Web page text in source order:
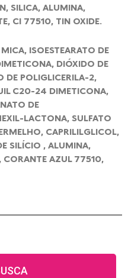
SILICA, ALUMINA,
CI 77510, TIN OXIDE.
ISOESTEARATO DE
DIÓXIDO DE
DE POLIGLICERILA-2,
C20-24 DIMETICONA,
DE
LACTONA, SULFATO
CAPRILILGLICOL,
SILÍCIO , ALUMINA,
CORANTE AZUL 77510,